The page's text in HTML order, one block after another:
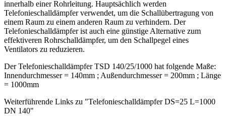
innerhalb einer Rohrleitung. Hauptsächlich werden
Telefonieschalldämpfer verwendet, um die Schallübertragung von
einem Raum zu einem anderen Raum zu verhindern. Der
Telefonieschalldämpfer ist auch eine günstige Alternative zum
effektiveren Rohrschalldämpfer, um den Schallpegel eines
Ventilators zu reduzieren.
Der Telefonieschalldämpfer TSD 140/25/1000 hat folgende Maße:
Innendurchmesser = 140mm ; Außendurchmesser = 200mm ; Länge
= 1000mm
Weiterführende Links zu "Telefonieschalldämpfer DS=25 L=1000
DN 140"